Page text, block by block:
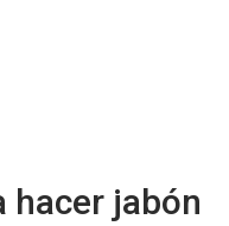
hacer jabón